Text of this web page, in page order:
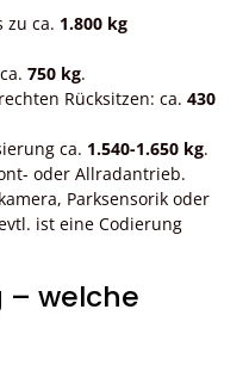
zu ca. 1.800 kg
750 kg.
Rücksitzen: ca. 430
ca. 1.540-1.650 kg.
oder Allradantrieb.
Parksensorik oder
ist eine Codierung
– welche